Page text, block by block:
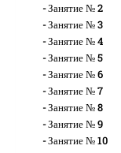
Занятие № 2
Занятие № 3
Занятие № 4
Занятие № 5
Занятие № 6
Занятие № 7
Занятие № 8
Занятие № 9
Занятие № 10